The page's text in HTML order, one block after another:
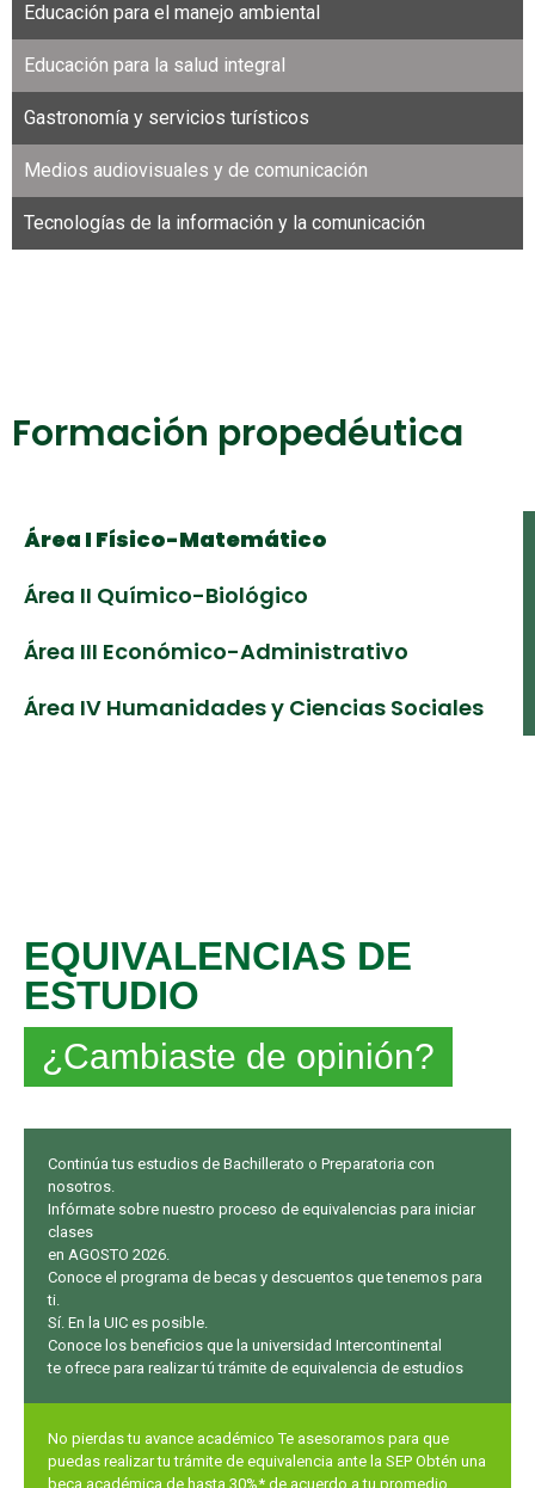
Educación para el manejo ambiental
Educación para la salud integral
Gastronomía y servicios turísticos
Medios audiovisuales y de comunicación
Tecnologías de la información y la comunicación
Formación propedéutica
Área I Físico-Matemático
Área II Químico-Biológico
Área III Económico-Administrativo
Área IV Humanidades y Ciencias Sociales
EQUIVALENCIAS DE
ESTUDIO
¿Cambiaste de opinión?
Continúa tus estudios de Bachillerato o Preparatoria con
nosotros.
Infórmate sobre nuestro proceso de equivalencias para iniciar
clases
en AGOSTO 2026.
Conoce el programa de becas y descuentos que tenemos para
ti.
Sí. En la UIC es posible.
Conoce los beneficios que la universidad Intercontinental
te ofrece para realizar tú trámite de equivalencia de estudios
No pierdas tu avance académico Te asesoramos para que
puedas realizar tu trámite de equivalencia ante la SEP Obtén una
beca académica de hasta 30%* de acuerdo a tu promedio